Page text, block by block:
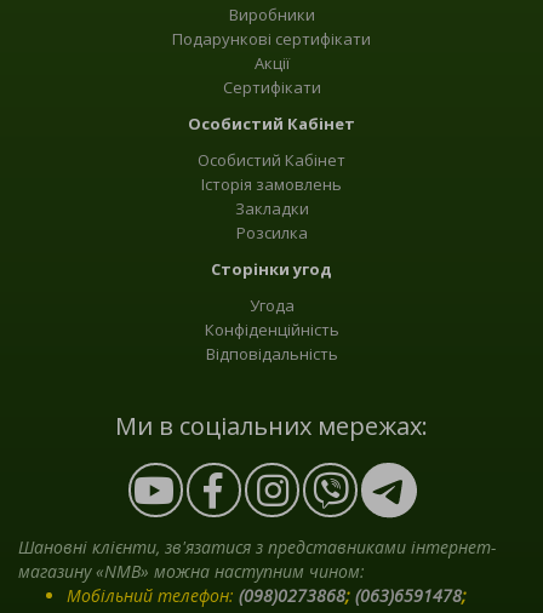
Виробники
Подарункові сертифікати
Акції
Сертифікати
Особистий Кабінет
Особистий Кабінет
Історія замовлень
Закладки
Розсилка
Сторінки угод
Угода
Конфіденційність
Відповідальність
Ми в соціальних мережах:
Шановні клієнти, зв'язатися з представниками інтернет-
магазину «NMB» можна наступним чином:
Мобільний телефон: (098)0273868; (063)6591478;